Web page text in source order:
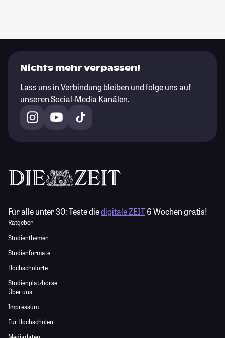
Nichts mehr verpassen!
Lass uns in Verbindung bleiben und folge uns auf
unseren Social-Media Kanälen.
Für alle unter 30:Teste diedigitale ZEIT6 Wochen gratis!
Ratgeber
Studienthemen
Studienformate
Hochschulorte
Studienplatzbörse
Über uns
Impressum
Für Hochschulen